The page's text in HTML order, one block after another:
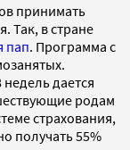
принимать
Так, в стране
пап. Программа с
дается
родам
страхования,
получать 55%